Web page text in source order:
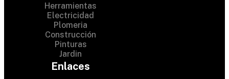
Herramientas
Electricidad
Plomeria
Construcción
Pinturas
Jardin
Enlaces